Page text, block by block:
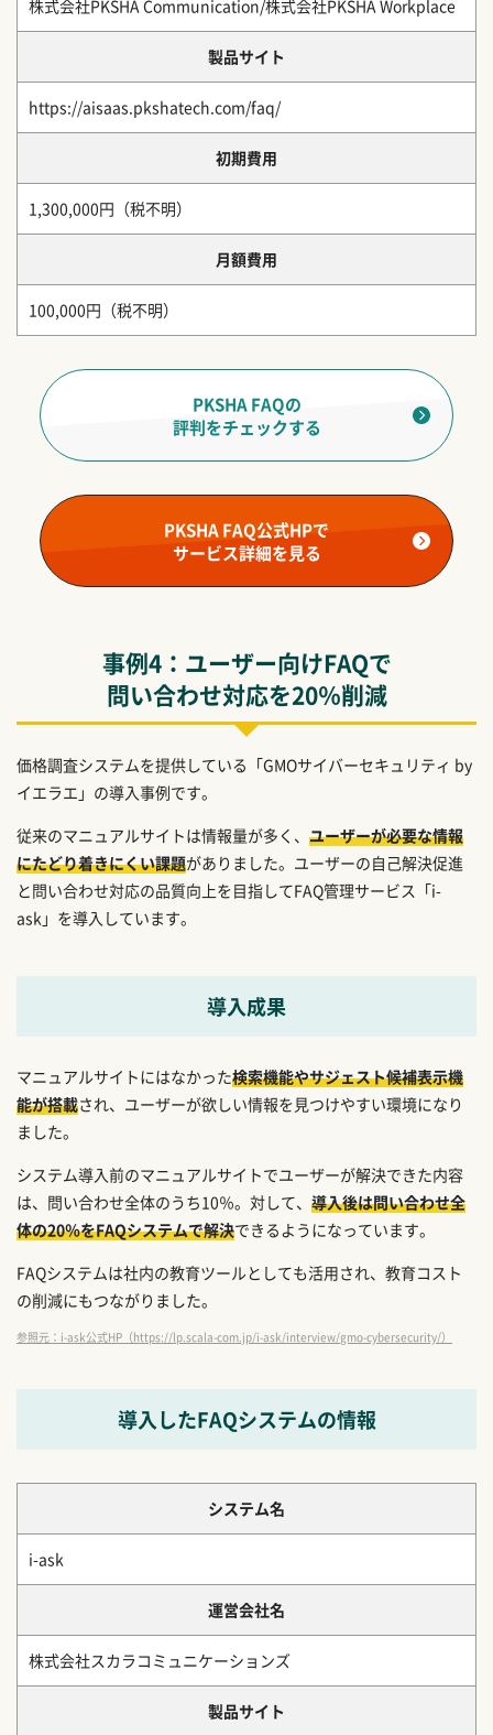
株式会社PKSHA Communication/株式会社PKSHA Workplace
製品サイト
https://aisaas.pkshatech.com/faq/
初期費用
1,300,000円（税不明）
月額費用
100,000円（税不明）
PKSHA FAQの
評判をチェックする
PKSHA FAQ公式HPで
サービス詳細を見る
事例4：ユーザー向けFAQで
問い合わせ対応を20％削減
価格調査システムを提供している「GMOサイバーセキュリティ by
イエラエ」の導入事例です。
従来のマニュアルサイトは情報量が多く、 ユーザーが必要な情報
にたどり着きにくい課題がありました。ユーザーの自己解決促進
と問い合わせ対応の品質向上を目指してFAQ管理サービス「i-
ask」を導入しています。
導入成果
マニュアルサイトにはなかった検索機能やサジェスト候補表示機
能が搭載され、ユーザーが欲しい情報を見つけやすい環境になり
ました。
システム導入前のマニュアルサイトでユーザーが解決できた内容
は、問い合わせ全体のうち10％。対して、 導入後は問い合わせ全
体の20％をFAQシステムで解決できるようになっています。
FAQシステムは社内の教育ツールとしても活用され、教育コスト
の削減にもつながりました。
参照元：i-ask公式HP（https://lp.scala-com.jp/i-ask/interview/gmo-cybersecurity/）
導入したFAQシステムの情報
システム名
i-ask
運営会社名
株式会社スカラコミュニケーションズ
製品サイト